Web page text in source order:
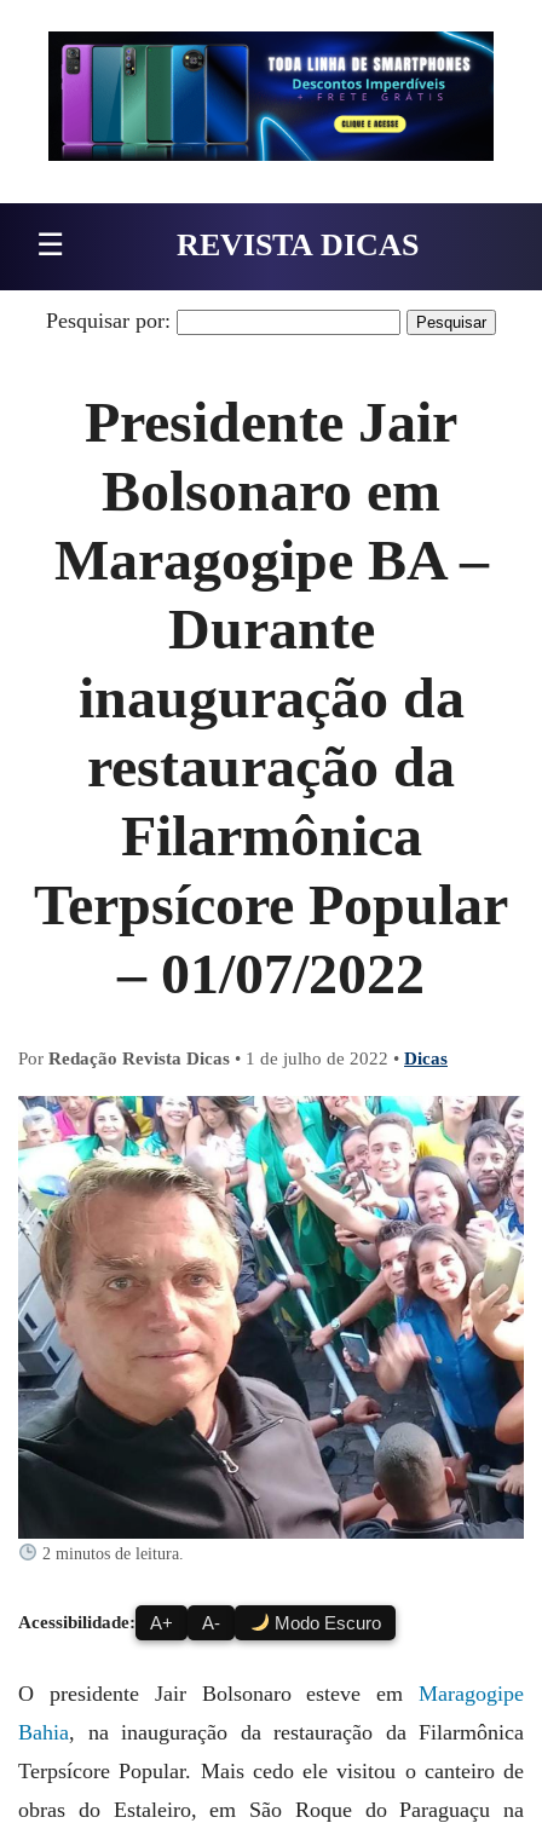
Pular para o conteúdo
☰ REVISTA DICAS
Pesquisar por:
Presidente Jair
Bolsonaro em
Maragogipe BA –
Durante
inauguração da
restauração da
Filarmônica
Terpsícore Popular
– 01/07/2022
Por Redação Revista Dicas • 1 de julho de 2022 • Dicas
2 minutos de leitura.
Acessibilidade: A+ A- Modo Escuro
O presidente Jair Bolsonaro esteve em Maragogipe
Bahia, na inauguração da restauração da Filarmônica
Terpsícore Popular. Mais cedo ele visitou o canteiro de
obras do Estaleiro, em São Roque do Paraguaçu na